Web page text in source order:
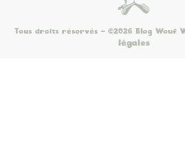
Tous droits réservés - ©2026 Blog Wouf
légales